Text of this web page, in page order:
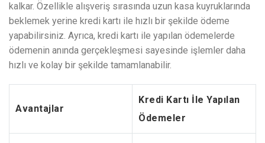
kalkar. Özellikle alışveriş sırasında uzun kasa kuyruklarında
beklemek yerine kredi kartı ile hızlı bir şekilde ödeme
yapabilirsiniz. Ayrıca, kredi kartı ile yapılan ödemelerde
ödemenin anında gerçekleşmesi sayesinde işlemler daha
hızlı ve kolay bir şekilde tamamlanabilir.
Avantajlar
Kredi Kartı İle Yapılan
Ödemeler